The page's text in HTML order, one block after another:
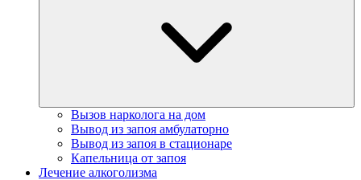
Вызов нарколога на дом
Вывод из запоя амбулаторно
Вывод из запоя в стационаре
Капельница от запоя
Лечение алкоголизма